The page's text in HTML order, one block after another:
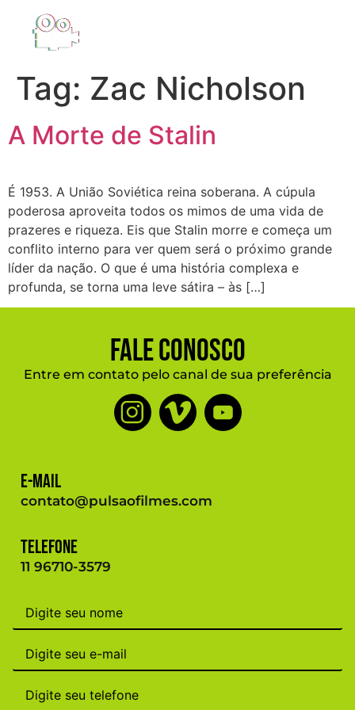
Tag: Zac Nicholson
A Morte de Stalin
É 1953. A União Soviética reina soberana. A cúpula
poderosa aproveita todos os mimos de uma vida de
prazeres e riqueza. Eis que Stalin morre e começa um
conflito interno para ver quem será o próximo grande
líder da nação. O que é uma história complexa e
profunda, se torna uma leve sátira – às […]
Fale Conosco
Entre em contato pelo canal de sua preferência
E-mail
contato@pulsaofilmes.com
Telefone
11 96710-3579